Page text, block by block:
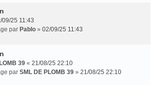
09/25 11:43
par Pablo » 02/09/25 11:43
39 « 21/08/25 22:10
par SML DE PLOMB 39 » 21/08/25 22:10